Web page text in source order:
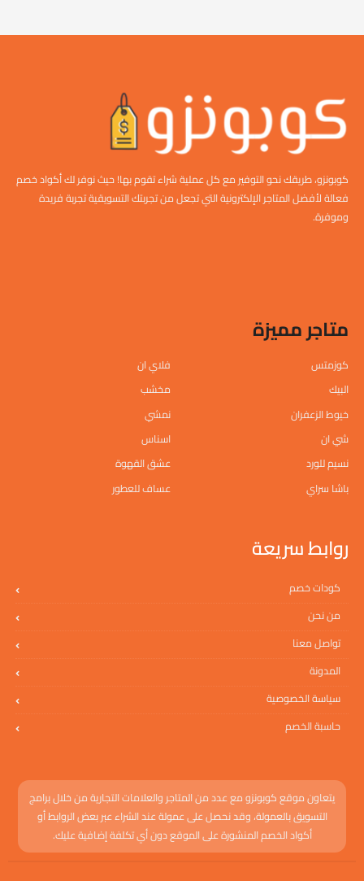
كوبونزو، طريقك نحو التوفير مع كل عملية شراء تقوم بها! حيث نوفر لك أكواد خصم
فعالة لأفضل المتاجر الإلكترونية التي تجعل من تجربتك التسويقية تجربة فريدة
وموفرة.
متاجر مميزة
كوزمتس
فلاي ان
البيك
مخشب
خيوط الزعفران
نمشي
شي ان
اسناس
نسيم للورد
عشق القهوة
باشا سراي
عساف للعطور
روابط سريعة
كودات خصم
من نحن
تواصل معنا
المدونة
سياسة الخصوصية
حاسبة الخصم
يتعاون موقع كوبونزو مع عدد من المتاجر والعلامات التجارية من خلال برامج
التسويق بالعمولة، وقد نحصل على عمولة عند الشراء عبر بعض الروابط أو
أكواد الخصم المنشورة على الموقع دون أي تكلفة إضافية عليك.